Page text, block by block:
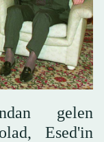
gelen
Esed'in